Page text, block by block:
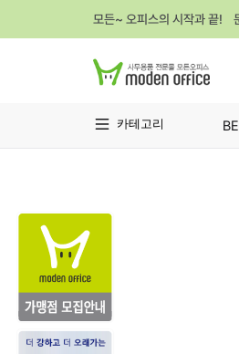
모든~ 오피스의 시작과 끝!
카테고리